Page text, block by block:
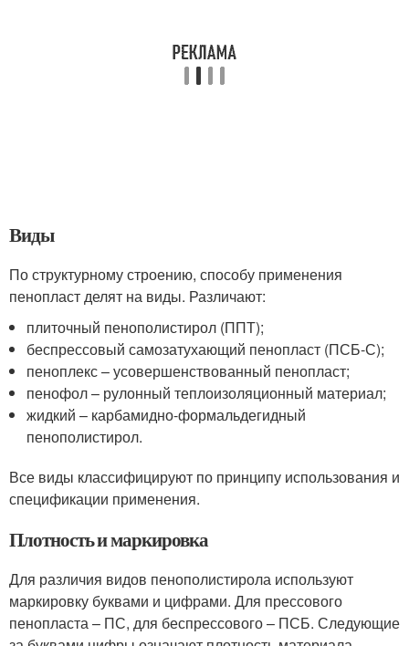
Виды
По структурному строению, способу применения
пенопласт делят на виды. Различают:
плиточный пенополистирол (ППТ);
беспрессовый самозатухающий пенопласт (ПСБ-С);
пеноплекс – усовершенствованный пенопласт;
пенофол – рулонный теплоизоляционный материал;
жидкий – карбамидно-формальдегидный
пенополистирол.
Все виды классифицируют по принципу использования и
спецификации применения.
Плотность и маркировка
Для различия видов пенополистирола используют
маркировку буквами и цифрами. Для прессового
пенопласта – ПС, для беспрессового – ПСБ. Следующие